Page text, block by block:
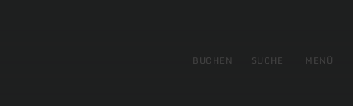
BUCHEN SUCHE MENÜ